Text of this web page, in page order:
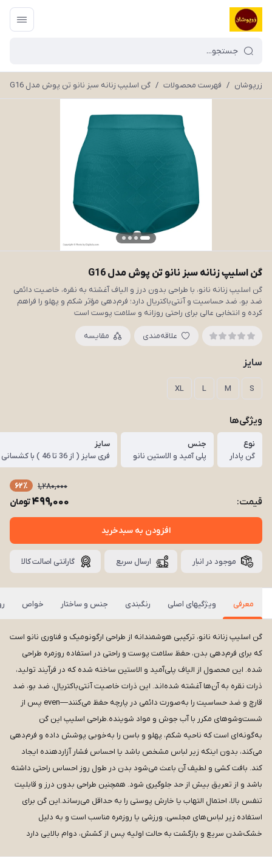
زرپوشان / فهرست محصولات / گن اسلیپ زنانه سبز نانو تن پوش مدل G16
گن اسلیپ زنانه سبز نانو تن پوش مدل G16
گن اسلیپ زنانه نانو، با طراحی بدون درز و الیاف آغشته به نقره، خاصیت دائمی
ضد بو، ضد حساسیت و آنتی‌باکتریال دارد؛ فرم‌دهی مؤثر شکم و پهلو را فراهم
کرده و انتخابی عالی برای راحتی روزانه و سلامت پوست است
علاقه‌مندی مقایسه
سایز
S
M
L
XL
ویژگی‌ها
نوع
گن پادار
جنس
پلی آمید و الاستین نانو
سایز
فری سایز ( از 36 تا 46 ) با کشسانی قوی
قیمت:
1,280,000 62٪
499,000تومان
افزودن به سبدخرید
موجود در انبار ارسال سریع گارانتی اصالت کالا
معرفی ویژگیهای اصلی رنگبندی جنس و ساختار خواص
گن اسلیپ زنانه نانو، ترکیبی هوشمندانه از طراحی ارگونومیک و فناوری نانو است
که برای فرم‌دهی بدن، حفظ سلامت پوست و راحتی در استفاده روزمره طراحی
شده. این محصول از الیاف پلی‌آمید و الاستین ساخته شده که در فرآیند تولید،
ذرات نقره به آن‌ها آغشته شده‌اند. این ذرات خاصیت آنتی‌باکتریال، ضد بو، ضد
قارچ و ضد حساسیت را به‌صورت دائمی در پارچه حفظ می‌کنند—even پس از
شست‌وشوهای مکرر با آب جوش و مواد شوینده.طراحی اسلیپ این گن
به‌گونه‌ای است که ناحیه شکم، پهلو و باسن را به‌خوبی پوشش داده و فرم‌دهی
می‌کند، بدون اینکه زیر لباس مشخص باشد یا احساس فشار آزاردهنده ایجاد
کند. بافت کشی و لطیف آن باعث می‌شود بدن در طول روز احساس راحتی داشته
باشد و از تعریق بیش از حد جلوگیری شود. همچنین طراحی بدون درز و قابلیت
تنفس بالا، احتمال التهاب یا خارش پوستی را به حداقل می‌رساند.این گن برای
استفاده زیر لباس‌های مجلسی، ورزشی یا روزمره مناسب است و به دلیل
خشک‌شدن سریع و بازگشت به حالت اولیه پس از کشش، دوام بالایی دارد